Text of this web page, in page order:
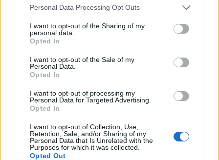
Personal Data Processing Opt Outs
I want to opt-out of the Sharing of my
personal data.
Opted In
I want to opt-out of the Sale of my
Personal Data.
Opted In
I want to opt-out of processing my
Personal Data for Targeted Advertising.
Opted In
I want to opt-out of Collection, Use,
Retention, Sale, and/or Sharing of my
Personal Data that Is Unrelated with the
Purposes for which it was collected.
Opted Out
před 11 hodinami
SRDEČNĚ ZDRAVÍM A PŘEJI